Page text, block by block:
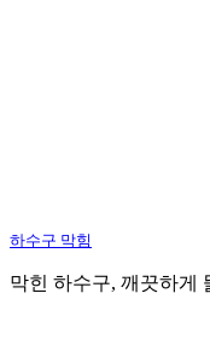
하수구 막힘
막힌 하수구, 깨끗하게